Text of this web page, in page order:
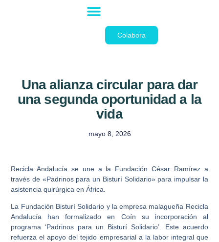
Colabora
Una alianza circular para dar
una segunda oportunidad a la
vida
mayo 8, 2026
Recicla Andalucía se une a la Fundación César Ramírez a
través de «Padrinos para un Bisturí Solidario» para impulsar la
asistencia quirúrgica en África
La Fundación Bisturí Solidario y la empresa malagueña Recicla
Andalucía han formalizado en Coín su incorporación al
programa ‘Padrinos para un Bisturí Solidario’. Este acuerdo
refuerza el apoyo del tejido empresarial a la labor integral que